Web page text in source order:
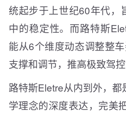
统起步于上世纪60年代，
中的稳定性。而路特斯
能从6个维度动态调整整
支撑和调节，推高极致驾控
路特斯Eletre从内到外，
学理念的深度表达，完美